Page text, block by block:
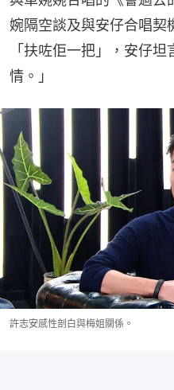
婉隔空談及與安仔合唱契
「扶咗佢一把」，安仔
情。」
許志安感性剖白與梅姐關係。